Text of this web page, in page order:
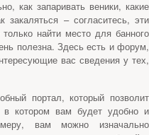
как запаривать веники, какие
закаляться – согласитесь, эти
найти место для банного
полезна. Здесь есть и форум,
вас сведения у тех,
портал, который позволит
в котором вам будет удобно и
вам можно изначально